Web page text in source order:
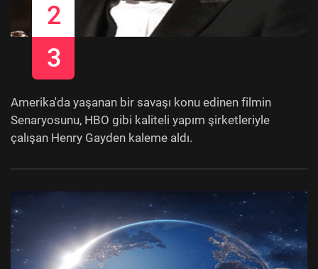
2
3
Amerika'da yaşanan bir savaşı konu edinen filmin
Senaryosunu, HBO gibi kaliteli yapım şirketleriyle
çalışan Henry Gayden kaleme aldı.